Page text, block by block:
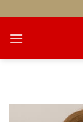
springen